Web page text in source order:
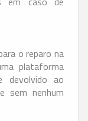
o reparo na
plataforma
devolvido ao
sem nenhum